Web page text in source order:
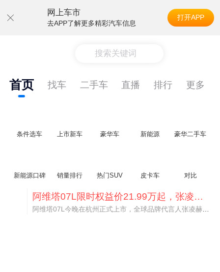
网上车市
去APP了解更多精彩汽车信息
打开APP
搜索关键词
首页 找车 二手车 直播 排行 更多
条件选车 上市新车 豪华车 新能源 豪华二手车
新能源口碑 销量排行 热门SUV 皮卡车 对比
阿维塔07L限时权益价21.99万起，张凌赫成首位车主
阿维塔07L今晚在杭州正式上市，全球品牌代言人张凌赫现场提车，成为这台车的第一位主人。三个版本：Elite纯电版22.99万，Max+后驱纯电版24.99万，Ultra三电机四驱版27.99万。